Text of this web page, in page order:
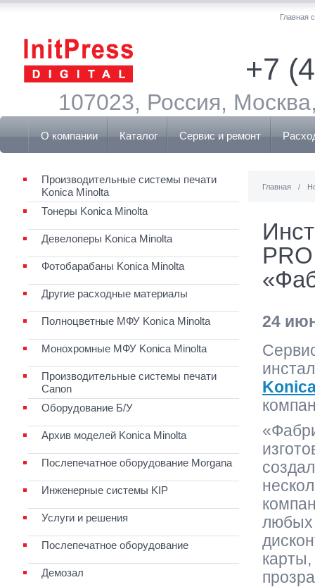
Главная
+7
107023, Россия,
О компании Каталог Сервис и ремонт
Главная /
24
любых
карты,
Производительные системы печати
Konica Minolta
Тонеры Konica Minolta
Девелоперы Konica Minolta
Фотобарабаны Konica Minolta
Другие расходные материалы
Полноцветные МФУ Konica Minolta
Монохромные МФУ Konica Minolta
Производительные системы печати
Canon
Оборудование Б/У
Архив моделей Konica Minolta
Послепечатное оборудование Morgana
Инженерные системы KIP
Услуги и решения
Послепечатное оборудование
Демозал